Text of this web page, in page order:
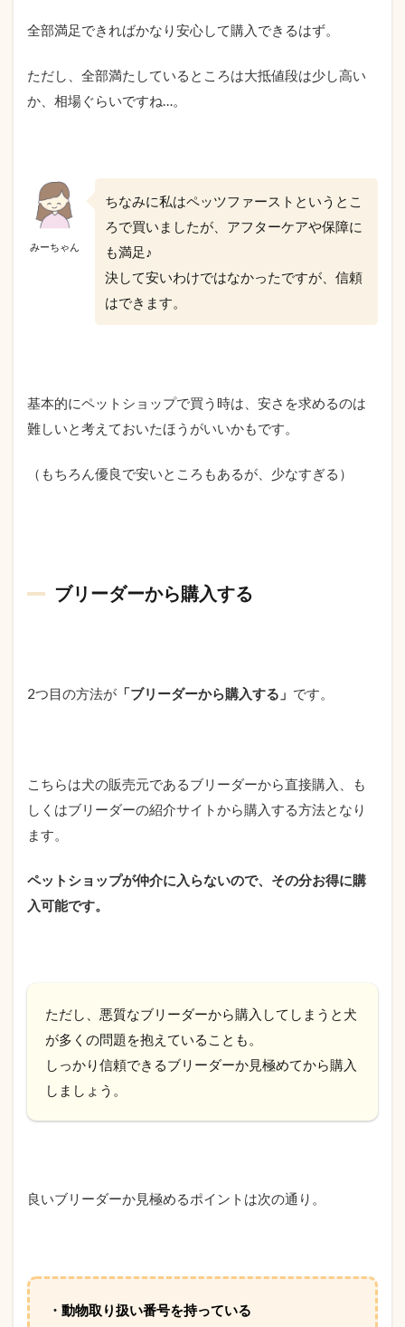
全部満足できればかなり安心して購入できるはず。
ただし、全部満たしているところは大抵値段は少し高い
か、相場ぐらいですね…。
みーちゃん
ちなみに私はペッツファーストというとこ
ろで買いましたが、アフターケアや保障に
も満足♪
決して安いわけではなかったですが、信頼
はできます。
基本的にペットショップで買う時は、安さを求めるのは
難しいと考えておいたほうがいいかもです。
（もちろん優良で安いところもあるが、少なすぎる）
ブリーダーから購入する
2つ目の方法が 「ブリーダーから購入する」 です。
こちらは犬の販売元であるブリーダーから直接購入、も
しくはブリーダーの紹介サイトから購入する方法となり
ます。
ペットショップが仲介に入らないので、その分お得に購
入可能です。
ただし、悪質なブリーダーから購入してしまうと犬
が多くの問題を抱えていることも。
しっかり信頼できるブリーダーか見極めてから購入
しましょう。
良いブリーダーか見極めるポイントは次の通り。
・ 動物取り扱い番号を持っている